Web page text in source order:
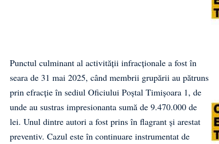
Punctul culminant al activității infracționale a fost în
seara de 31 mai 2025, când membrii grupării au pătruns
prin efracție în sediul Oficiului Poștal Timișoara 1, de
unde au sustras impresionanta sumă de 9.470.000 de
lei. Unul dintre autori a fost prins în flagrant și arestat
preventiv. Cazul este în continuare instrumentat de